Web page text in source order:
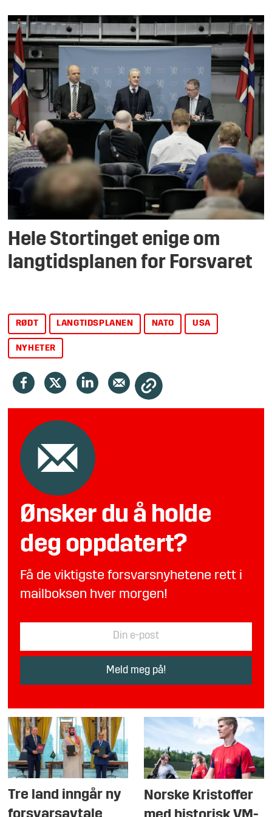
Hele Stortinget enige om
langtidsplanen for Forsvaret
RØDT LANGTIDSPLANEN NATO USA
NYHETER
Ønsker du å holde
deg oppdatert?
Få de viktigste forsvarsnyhetene rett i
mailboksen hver morgen!
Tre land inngår ny
Norske Kristoffer